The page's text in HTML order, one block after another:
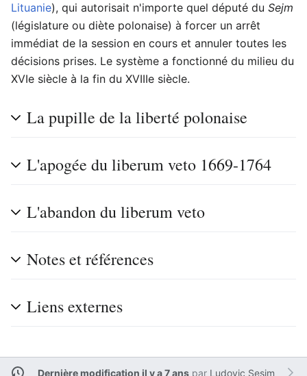
Lituanie), qui autorisait n'importe quel député du Sejm
(législature ou diète polonaise) à forcer un arrêt
immédiat de la session en cours et annuler toutes les
décisions prises. Le système a fonctionné du milieu du
XVIe siècle à la fin du XVIIIe siècle.
La pupille de la liberté polonaise
L'apogée du liberum veto 1669-1764
L'abandon du liberum veto
Notes et références
Liens externes
Dernière modification il y a 7 anspar Ludovic Sesim